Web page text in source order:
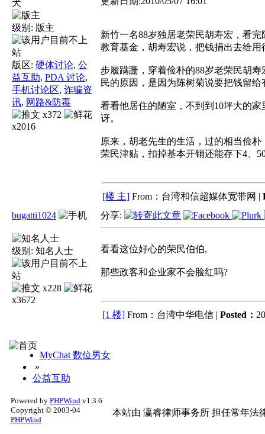
犬
级别: 版主
版区: 硬体讨论, 公
益互助, PDA 讨论,
手机讨论区, 诈骗资
讯, 网路&防毒
x372
x2016
新竹一名88岁独居老荣民胡寿宏，看
教育基金，胡寿宏说，把钱捐出去给
步履蹒跚，穿着俭朴的88岁老荣民胡
民的原因，是因为陈树菊说要把钱留给
看看他居住的陋室，不到到10坪大的
讶。
原来，胡老先生的生活，过的相当俭
荣民津贴，扣掉基本开销还能存下4、
[楼 主] From：台湾和信超媒体宽带网 |
bugatti1024
级别: 知名人士
x228
x3672
分享:
看看这位好心的荣民伯伯,
那些政客和企业家不会脸红吗?
[1 楼] From：台湾中华电信 | Posted：
MyChat 数位男女
»
公益互助
Powered by PHPWind v1.3.6
Copyright © 2003-04
PHPWind
本站由 瀛睿律师事务所 担任常年法